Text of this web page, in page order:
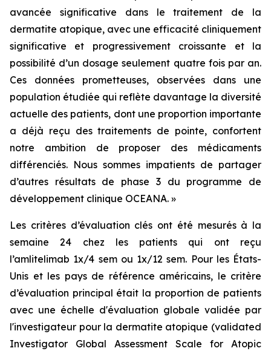
avancée significative dans le traitement de la
dermatite atopique, avec une efficacité cliniquement
significative et progressivement croissante et la
possibilité d’un dosage seulement quatre fois par an.
Ces données prometteuses, observées dans une
population étudiée qui reflète davantage la diversité
actuelle des patients, dont une proportion importante
a déjà reçu des traitements de pointe, confortent
notre ambition de proposer des médicaments
différenciés. Nous sommes impatients de partager
d’autres résultats de phase 3 du programme de
développement clinique OCEANA. »
Les critères d’évaluation clés ont été mesurés à la
semaine 24 chez les patients qui ont reçu
l’amlitelimab 1x/4 sem ou 1x/12 sem. Pour les États-
Unis et les pays de référence américains, le critère
d’évaluation principal était la proportion de patients
avec une échelle d'évaluation globale validée par
l'investigateur pour la dermatite atopique (validated
Investigator Global Assessment Scale for Atopic